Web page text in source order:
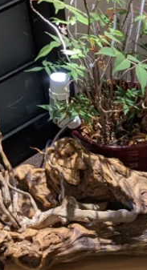
ガジェット
域活性化